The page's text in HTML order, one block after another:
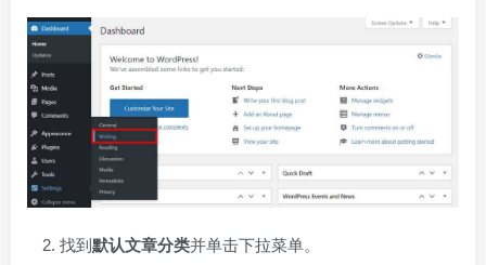
找到 默认文章分类并单击下拉菜单。